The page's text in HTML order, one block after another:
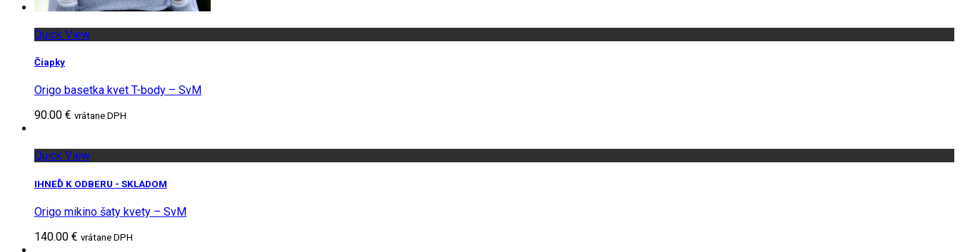
Quick View
Čiapky
Origo basetka kvet T-body – SvM
90.00 € vrátane DPH
Quick View
IHNEĎ K ODBERU - SKLADOM
Origo mikino šaty kvety – SvM
140.00 € vrátane DPH